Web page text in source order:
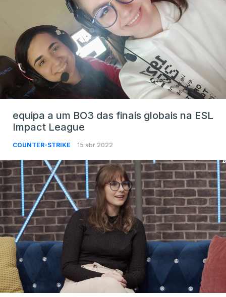
equipa a um BO3 das finais globais na ESL
Impact League
COUNTER-STRIKE 15 abr 2022